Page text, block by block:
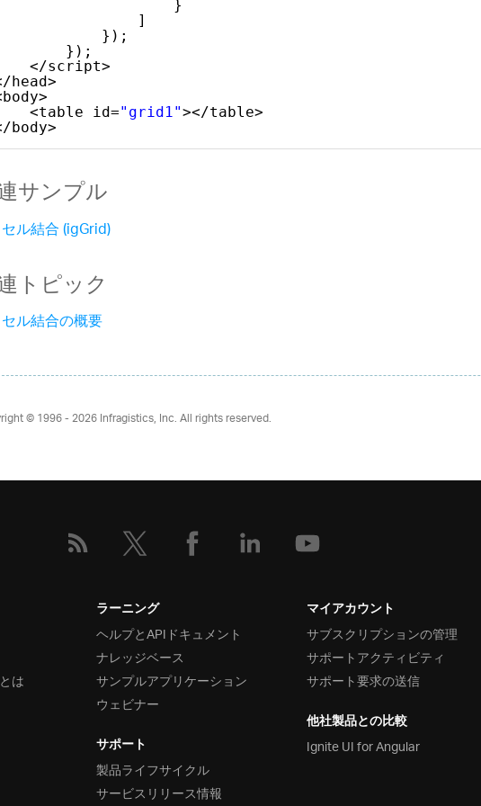
}
]
});
});
</script>
head>
<table id="grid1"></table>
body>
サンプル
セル結合 (igGrid)
トピック
セル結合の概要
© 1996 - 2026Infragistics, Inc. All rights reserved.
は
ラーニング
ヘルプとAPIドキュメント
ナレッジベース
サンプルアプリケーション
ウェビナー
サポート
製品ライフサイクル
サービスリリース情報
マイアカウント
サブスクリプションの管理
サポートアクティビティ
サポート要求の送信
他社製品との比較
Ignite UI for Angular